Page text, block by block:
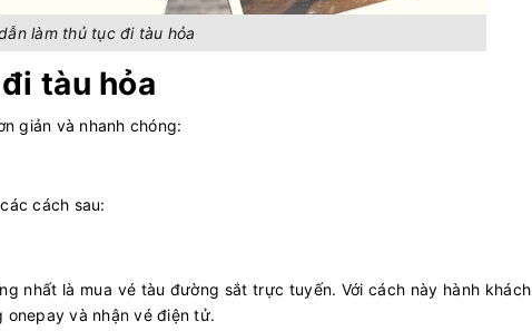
làm thủ tục đi tàu hỏa
tàu hỏa
giản và nhanh chóng:
cách sau:
nhất là mua vé tàu đường sắt trực tuyến. Với cách này hành khách
onepay và nhận vé điện tử.